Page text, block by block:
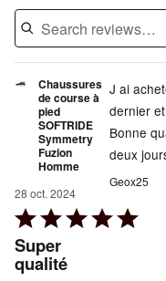
Chaussures
de course à
pied
SOFTRIDE
Symmetry
Fuzion
Homme
28 oct. 2024
Rated
5
out
Super
qualité
J ai
dernier
Bonne
deux
Geox25